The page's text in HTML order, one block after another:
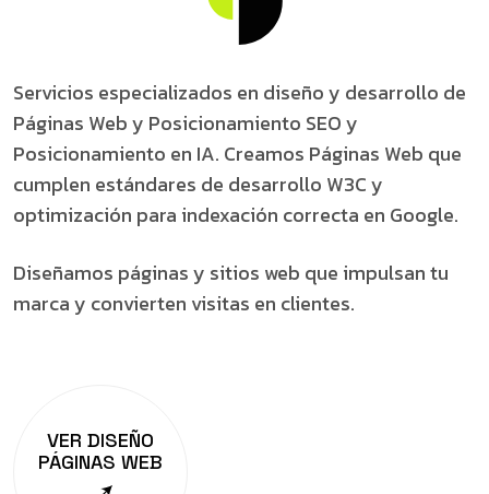
Servicios especializados en diseño y desarrollo de
Páginas Web y Posicionamiento SEO y
Posicionamiento en IA. Creamos Páginas Web que
cumplen estándares de desarrollo W3C y
optimización para indexación correcta en Google.
Diseñamos páginas y sitios web que impulsan tu
marca y convierten visitas en clientes.
VER DISEÑO
PÁGINAS WEB